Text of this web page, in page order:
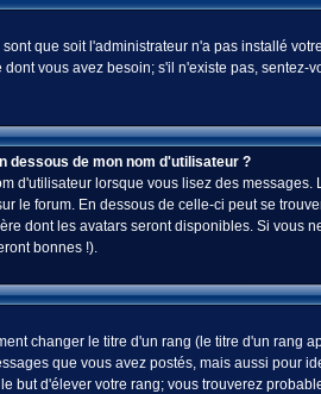
que soit l'administrateur n'a pas installé
vous avez besoin; s'il n'existe pas,
dessous de mon nom d'utilisateur ?
d'utilisateur lorsque vous lisez des
le forum. En dessous de celle-ci peut se
dont les avatars seront disponibles. Si
bonnes !).
changer le titre d'un rang (le titre d'un rang
que vous avez postés, mais aussi pour
but d'élever votre rang; vous trouverez